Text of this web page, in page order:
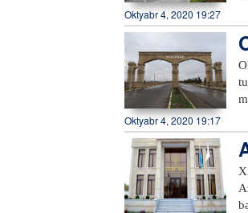
Oktyabr 4, 2020 19:27
Oktyabr 4, 2020 19:17